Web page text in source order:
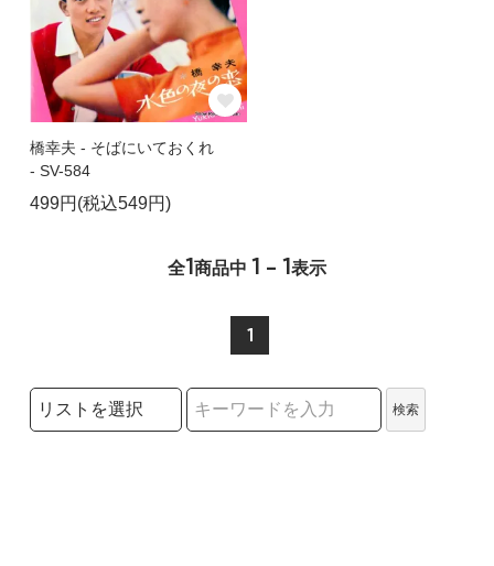
橋幸夫 - そばにいておくれ
- SV-584
499円(税込549円)
全1商品中 1 - 1表示
1
検索リストの選択
検索